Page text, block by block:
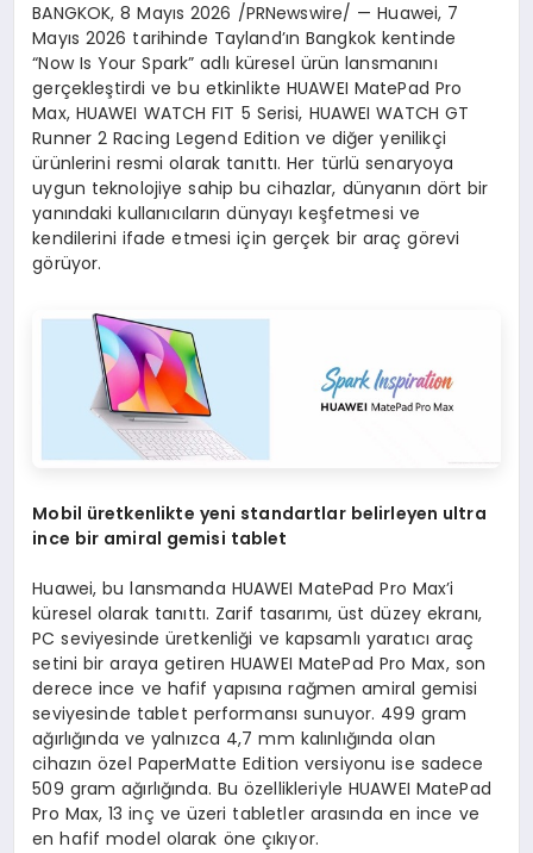
BANGKOK,8 Mayıs 2026 /PRNewswire/ — Huawei, 7
Mayıs 2026 tarihinde Tayland’ın Bangkok kentinde
“Now Is Your Spark” adlı küresel ürün lansmanını
gerçekleştirdi ve bu etkinlikte HUAWEI MatePad Pro
Max, HUAWEI WATCH FIT 5 Serisi, HUAWEI WATCH GT
Runner 2 Racing Legend Edition ve diğer yenilikçi
ürünlerini resmi olarak tanıttı. Her türlü senaryoya
uygun teknolojiye sahip bu cihazlar, dünyanın dört bir
yanındaki kullanıcıların dünyayı keşfetmesi ve
kendilerini ifade etmesi için gerçek bir araç görevi
görüyor.
Mobil üretkenlikte yeni standartlar belirleyen ultra
ince bir amiral gemisi tablet
Huawei, bu lansmanda HUAWEI MatePad Pro Max’i
küresel olarak tanıttı. Zarif tasarımı, üst düzey ekranı,
PC seviyesinde üretkenliği ve kapsamlı yaratıcı araç
setini bir araya getiren HUAWEI MatePad Pro Max, son
derece ince ve hafif yapısına rağmen amiral gemisi
seviyesinde tablet performansı sunuyor. 499 gram
ağırlığında ve yalnızca 4,7 mm kalınlığında olan
cihazın özel PaperMatte Edition versiyonu ise sadece
509 gram ağırlığında. Bu özellikleriyle HUAWEI MatePad
Pro Max, 13 inç ve üzeri tabletler arasında en ince ve
en hafif model olarak öne çıkıyor.